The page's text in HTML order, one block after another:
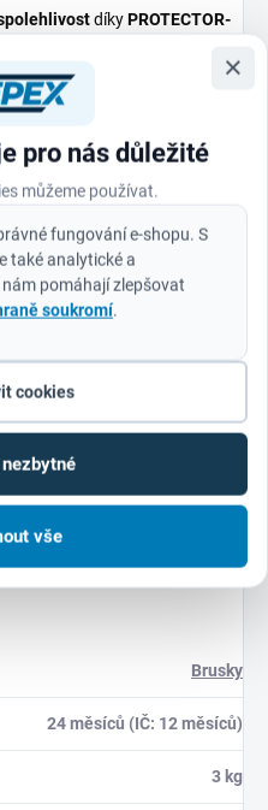
pro nás důležité
můžeme používat.
fungování e-shopu. S
také analytické a
pomáhají zlepšovat
soukromí.
cookies
vše
×
díkyPROTECTOR-
místě
AVS
a rychlosnímatelnému
design pro
pohodlnou
nároky na údržbu
ješpičkovým nástrojem
a získejte nástroj, na
každý den!
Brusky
24 měsíců (IČ: 12 měsíců)
3 kg